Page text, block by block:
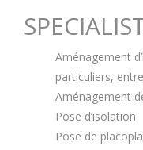
Aménagement
particuliers,
Aménagement
Pose d’isolation
Pose de